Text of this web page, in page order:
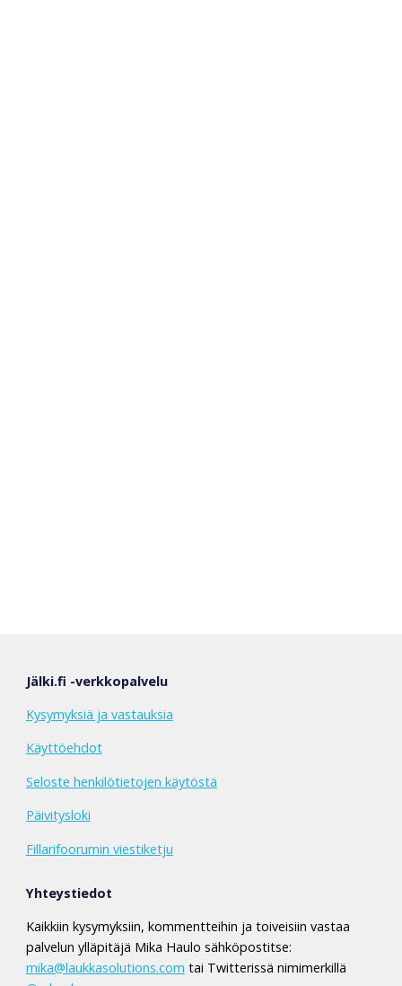
Jälki.fi -verkkopalvelu
Kysymyksiä ja vastauksia
Käyttöehdot
Seloste henkilötietojen käytöstä
Päivitysloki
Fillarifoorumin viestiketju
Yhteystiedot
Kaikkiin kysymyksiin, kommentteihin ja toiveisiin vastaa
palvelun ylläpitäjä Mika Haulo sähköpostitse:
mika@laukkasolutions.com tai Twitterissä nimimerkillä